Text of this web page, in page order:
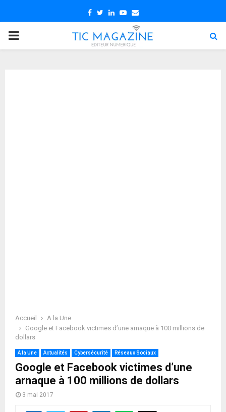
Facebook
TwitterLinkedin
Youtube
Email
PRIMARY
Accueil
A la Une
Google et Facebook victimes d’une arnaque à 100 millions de
dollars
A la Une Actualités Cybersécurité Réseaux Sociaux
Google et Facebook victimes d’une
arnaque à 100 millions de dollars
3 mai 2017